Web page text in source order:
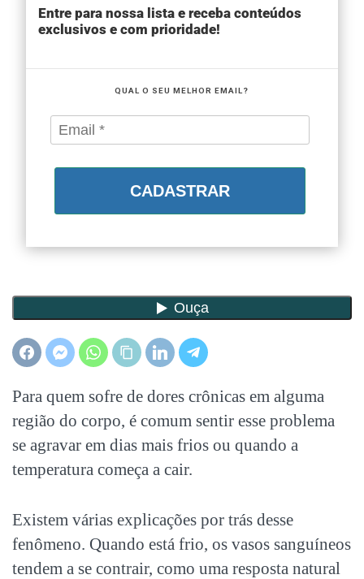
Entre para nossa lista e receba conteúdos
exclusivos e com prioridade!
QUAL O SEU MELHOR EMAIL?
CADASTRAR
Para quem sofre de dores crônicas em alguma
região do corpo, é comum sentir esse problema
se agravar em dias mais frios ou quando a
temperatura começa a cair.
Existem várias explicações por trás desse
fenômeno. Quando está frio, os vasos sanguíneos
tendem a se contrair, como uma resposta natural